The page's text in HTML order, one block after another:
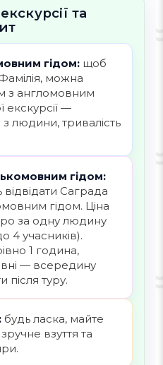
та
гідом: щоб
можна
з англомовним
екскурсії —
людини, тривалість
гідом:
Саграда
гідом. Ціна
за одну людину
4 учасників).
1 година,
— всередину
після туру.
будь ласка, майте
взуття та